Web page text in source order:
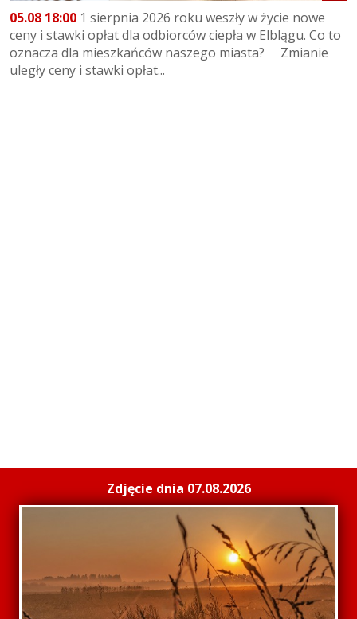
05.08 18:00 1 sierpnia 2026 roku weszły w życie nowe
ceny i stawki opłat dla odbiorców ciepła w Elblągu. Co to
oznacza dla mieszkańców naszego miasta? Zmianie
uległy ceny i stawki opłat...
Zdjęcie dnia 07.08.2026